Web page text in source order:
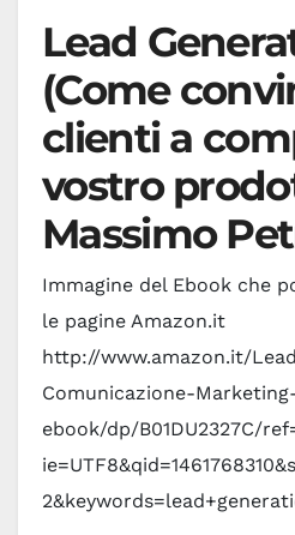
Lead
(Come
clienti a
vostro
Massimo
Immagine del Ebook che
le pagine Amazon.it
http://www.amazon.it/
Comunicazione-
ebook/dp/B01DU2327C/